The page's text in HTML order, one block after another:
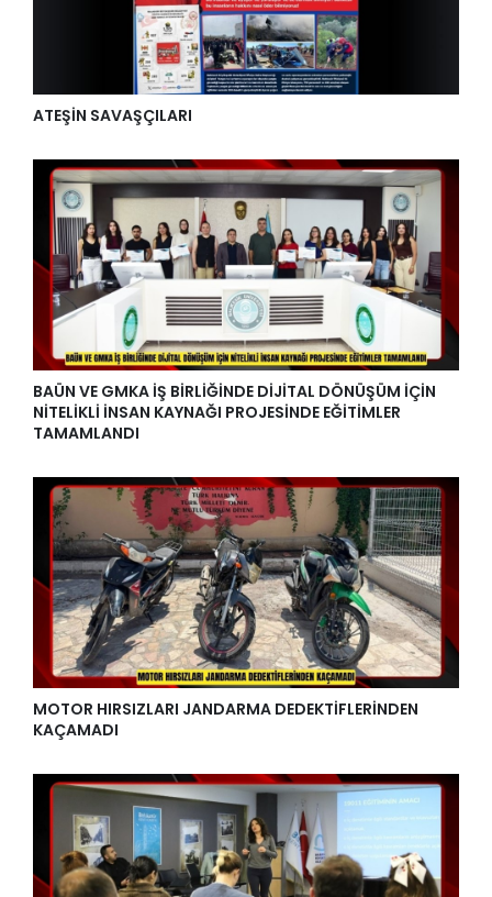
ATEŞİN SAVAŞÇILARI
BAÜN VE GMKA İŞ BİRLİĞİNDE DİJİTAL DÖNÜŞÜM İÇİN
NİTELİKLİ İNSAN KAYNAĞI PROJESİNDE EĞİTİMLER
TAMAMLANDI
MOTOR HIRSIZLARI JANDARMA DEDEKTİFLERİNDEN
KAÇAMADI